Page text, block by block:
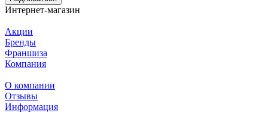
Интернет-магазин
Акции
Бренды
Франшиза
Компания
О компании
Отзывы
Информация